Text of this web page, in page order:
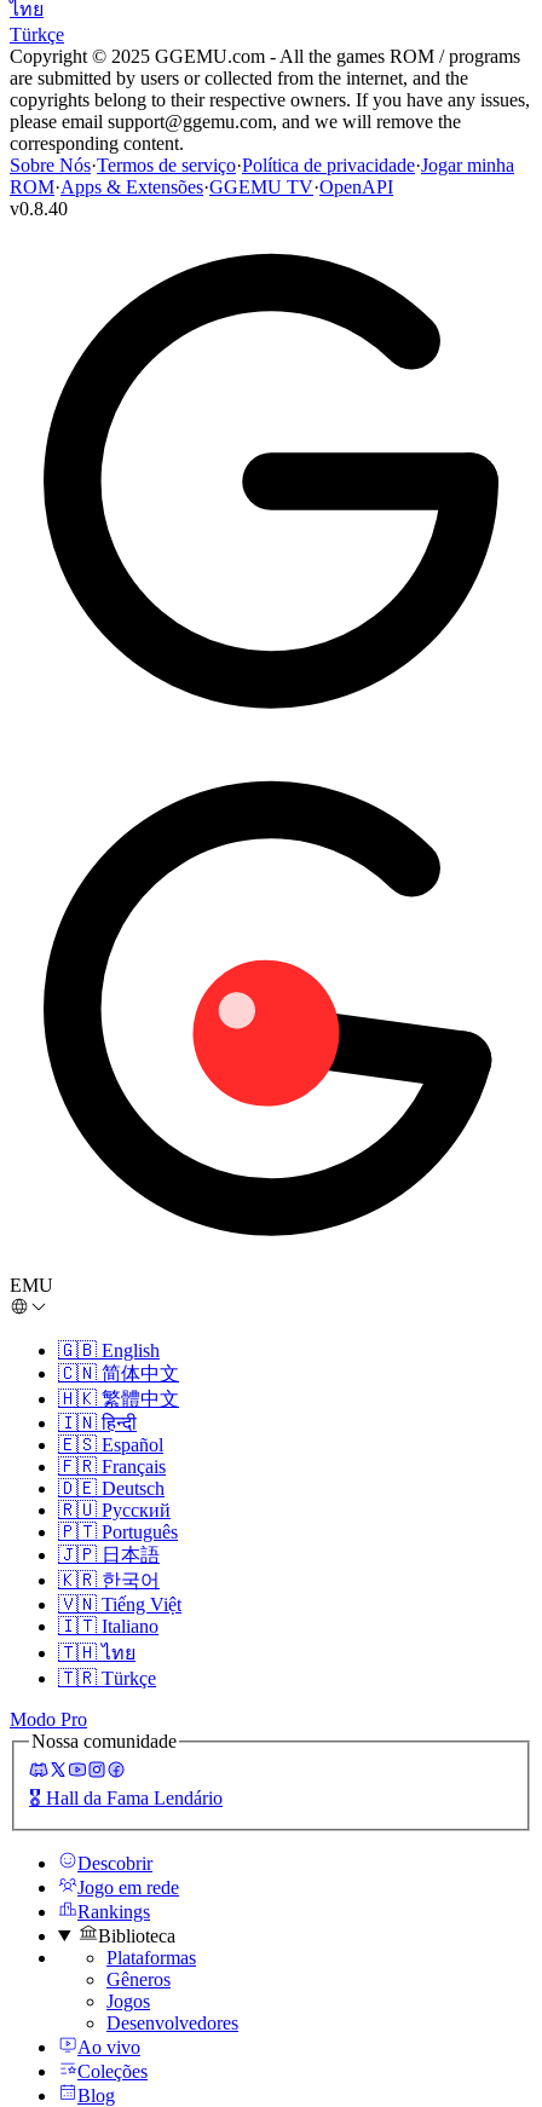
ไทย
Türkçe
Copyright © 2025 GGEMU.com - All the games ROM / programs
are submitted by users or collected from the internet, and the
copyrights belong to their respective owners. If you have any issues,
please email support@ggemu.com, and we will remove the
corresponding content.
Sobre Nós·Termos de serviço·Política de privacidade·Jogar minha
ROM·Apps & Extensões·GGEMU TV·OpenAPI
v0.8.40
EMU
🇬🇧 English
🇨🇳 简体中文
🇭🇰 繁體中文
🇮🇳 हिन्दी
🇪🇸 Español
🇫🇷 Français
🇩🇪 Deutsch
🇷🇺 Русский
🇵🇹 Português
🇯🇵 日本語
🇰🇷 한국어
🇻🇳 Tiếng Việt
🇮🇹 Italiano
🇹🇭 ไทย
🇹🇷 Türkçe
Modo Pro
Nossa comunidade
🎖️ Hall da Fama Lendário
Descobrir
Jogo em rede
Rankings
Biblioteca
Plataformas
Gêneros
Jogos
Desenvolvedores
Ao vivo
Coleções
Blog